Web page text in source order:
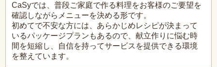
CaSyでは、普段ご家庭で作る料理をお客様のご要望を
確認しながらメニューを決める形です。
初めてで不安な方には、あらかじめレシピが決まって
いるパッケージプランもあるので、献立作りに悩む時
間を短縮し、自信を持ってサービスを提供できる環境
を整えています。